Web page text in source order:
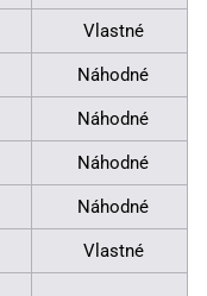
Vlastné
Náhodné
Náhodné
Náhodné
Náhodné
Vlastné